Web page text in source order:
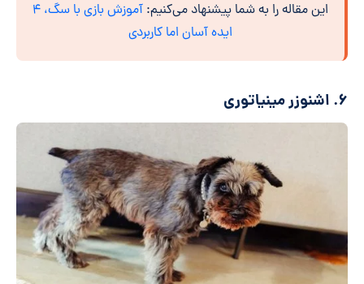
این مقاله را به شما پیشنهاد می‌کنیم:
آموزش بازی با سگ، ۴
ایده آسان اما کاربردی
۶. اشنوزر مینیاتوری